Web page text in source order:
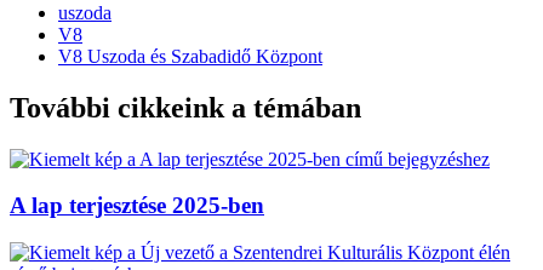
uszoda
V8
V8 Uszoda és Szabadidő Központ
További cikkeink a témában
A lap terjesztése 2025-ben